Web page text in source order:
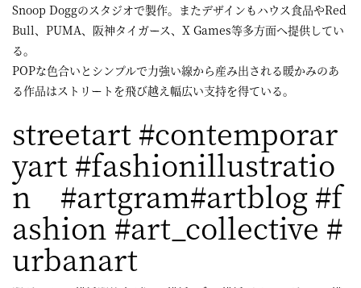
Snoop Doggのスタジオで製作。またデザインもハウス食品やRed
Bull、PUMA、阪神タイガース、X Games等多方面へ提供してい
る。
POPな色合いとシンプルで力強い線から産み出される暖かみのあ
る作品はストリートを飛び越え幅広い支持を得ている。
streetart #contemporar
yart #fashionillustratio
n #artgram#artblog #f
ashion #art_collective #
urbanart